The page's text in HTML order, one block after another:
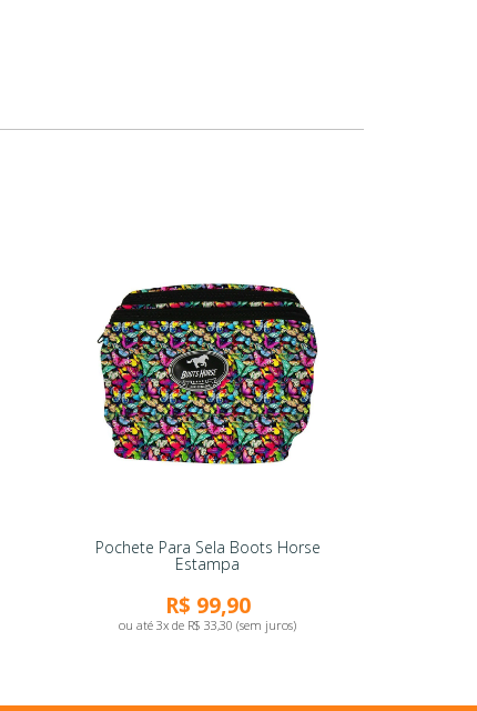
Pochete Para Sela Boots Horse
Estampa
R$ 99,90
ou até 3x de R$ 33,30 (sem juros)